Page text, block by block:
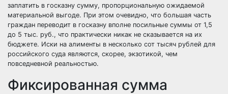
заплатить в госказну сумму, пропорциональную ожидаемой
материальной выгоде. При этом очевидно, что большая часть
граждан переводит в госказну вполне посильные суммы от 1,5
до 5 тыс. руб., что практически никак не сказывается на их
бюджете. Иски на алименты в несколько сот тысяч рублей для
российского суда являются, скорее, экзотикой, чем
повседневной реальностью.
Фиксированная сумма